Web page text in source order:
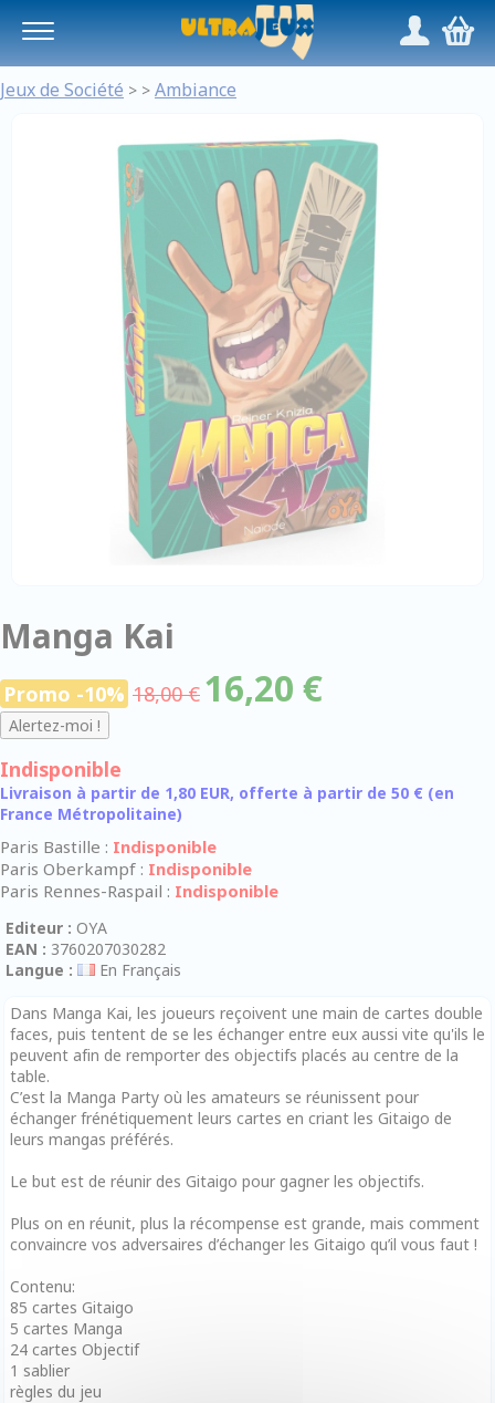
/,
Jeux de Société > > Ambiance
Manga Kai
Promo -10% 18,00 € 16,20 €
Indisponible
Livraison à partir de 1,80 EUR, offerte à partir de 50 € (en
France Métropolitaine)
Paris Bastille : Indisponible
Paris Oberkampf : Indisponible
Paris Rennes-Raspail : Indisponible
Editeur : OYA
EAN : 3760207030282
Langue :
En Français
Dans Manga Kai, les joueurs reçoivent une main de cartes double
faces, puis tentent de se les échanger entre eux aussi vite qu'ils le
peuvent afin de remporter des objectifs placés au centre de la
table.
C’est la Manga Party où les amateurs se réunissent pour
échanger frénétiquement leurs cartes en criant les Gitaigo de
leurs mangas préférés.
Le but est de réunir des Gitaigo pour gagner les objectifs.
Plus on en réunit, plus la récompense est grande, mais comment
convaincre vos adversaires d’échanger les Gitaigo qu’il vous faut !
Contenu:
85 cartes Gitaigo
5 cartes Manga
24 cartes Objectif
1 sablier
règles du jeu